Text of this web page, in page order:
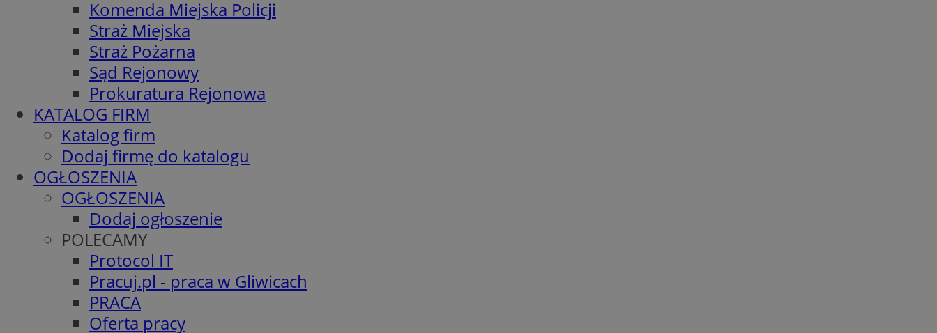
Komenda Miejska Policji
Straż Miejska
Straż Pożarna
Sąd Rejonowy
Prokuratura Rejonowa
KATALOG FIRM
Katalog firm
Dodaj firmę do katalogu
OGŁOSZENIA
OGŁOSZENIA
Dodaj ogłoszenie
POLECAMY
Protocol IT
Pracuj.pl - praca w Gliwicach
PRACA
Oferta pracy